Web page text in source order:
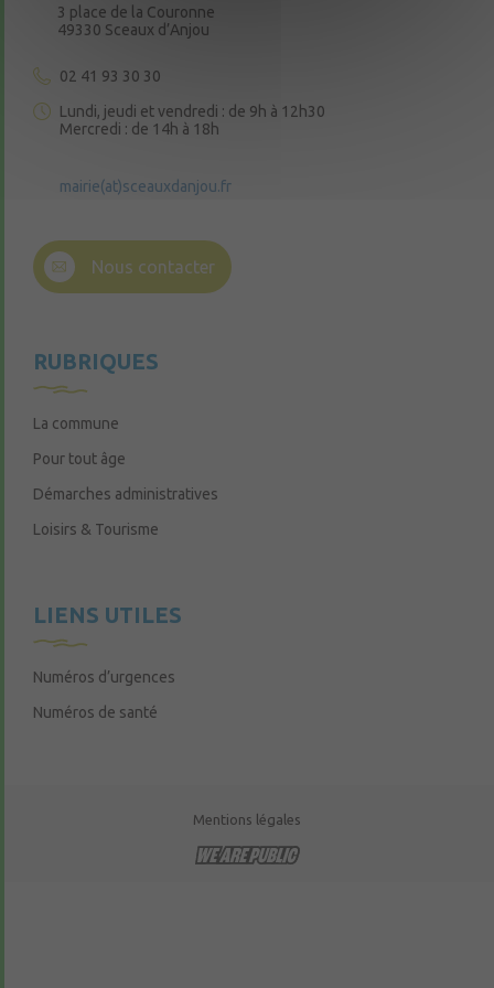
3 place de la Couronne
49330 Sceaux d’Anjou
02 41 93 30 30
Lundi, jeudi et vendredi : de 9h à 12h30
Mercredi : de 14h à 18h
mairie(at)sceauxdanjou.fr
Nous contacter
RUBRIQUES
La commune
Pour tout âge
Démarches administratives
Loisirs & Tourisme
LIENS UTILES
Numéros d’urgences
Numéros de santé
Mentions légales